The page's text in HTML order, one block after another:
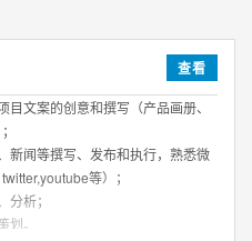
查看
文案的创意和撰写（产品画册、
新闻等撰写、发布和执行，熟悉微
等）；
析；
。